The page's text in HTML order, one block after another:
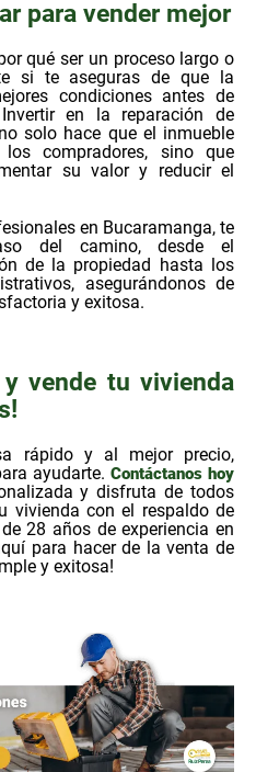
para vender mejor
qué ser un proceso largo o
si te aseguras de que la
condiciones antes de
en la reparación de
solo hace que el inmueble
compradores, sino que
su valor y reducir el
en Bucaramanga, te
del camino, desde el
de la propiedad hasta los
asegurándonos de
y exitosa.
y vende tu vivienda
rápido y al mejor precio,
ayudarte. Contáctanos hoy
y disfruta de todos
vivienda con el respaldo de
28 años de experiencia en
para hacer de la venta de
y exitosa!